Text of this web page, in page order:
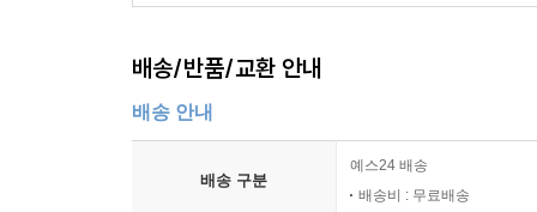
배송/반품/교환 안내
배송 안내
배송 구분
예스24 배송
배송비 : 무료배송